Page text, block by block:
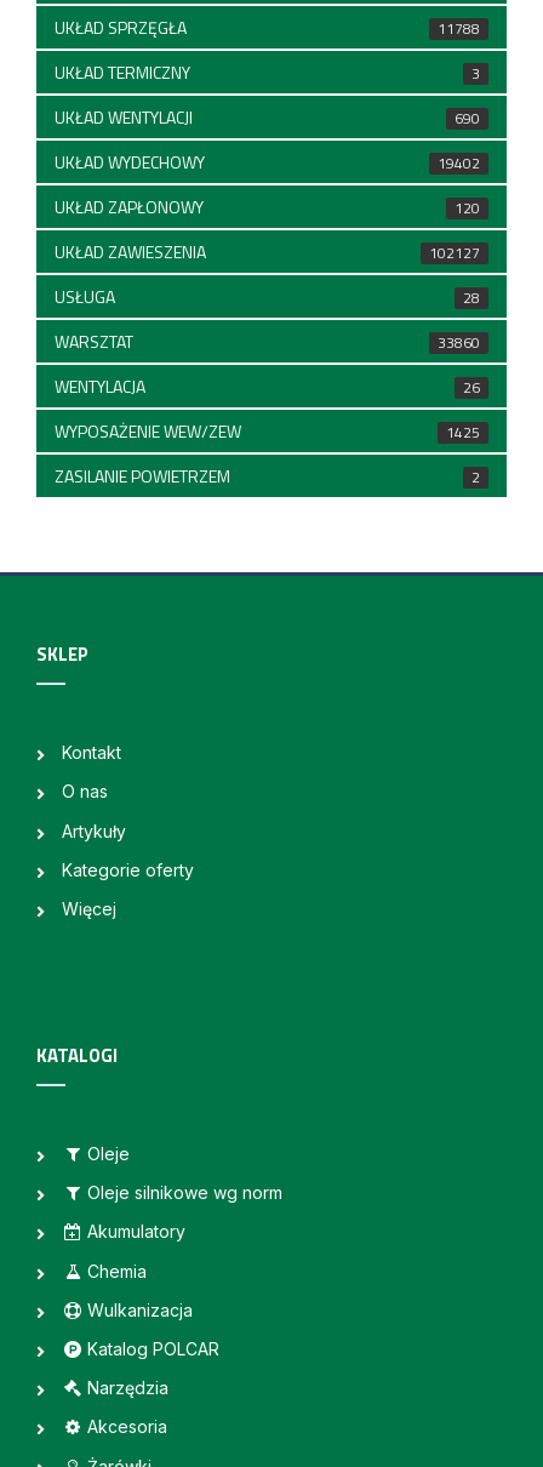
UKŁAD SPRZĘGŁA 11788
UKŁAD TERMICZNY 3
UKŁAD WENTYLACJI 690
UKŁAD WYDECHOWY 19402
UKŁAD ZAPŁONOWY 120
UKŁAD ZAWIESZENIA 102127
USŁUGA 28
WARSZTAT 33860
WENTYLACJA 26
WYPOSAŻENIE WEW/ZEW 1425
ZASILANIE POWIETRZEM 2
SKLEP
Kontakt
O nas
Artykuły
Kategorie oferty
Więcej
KATALOGI
Oleje
Oleje silnikowe wg norm
Akumulatory
Chemia
Wulkanizacja
Katalog POLCAR
Narzędzia
Akcesoria